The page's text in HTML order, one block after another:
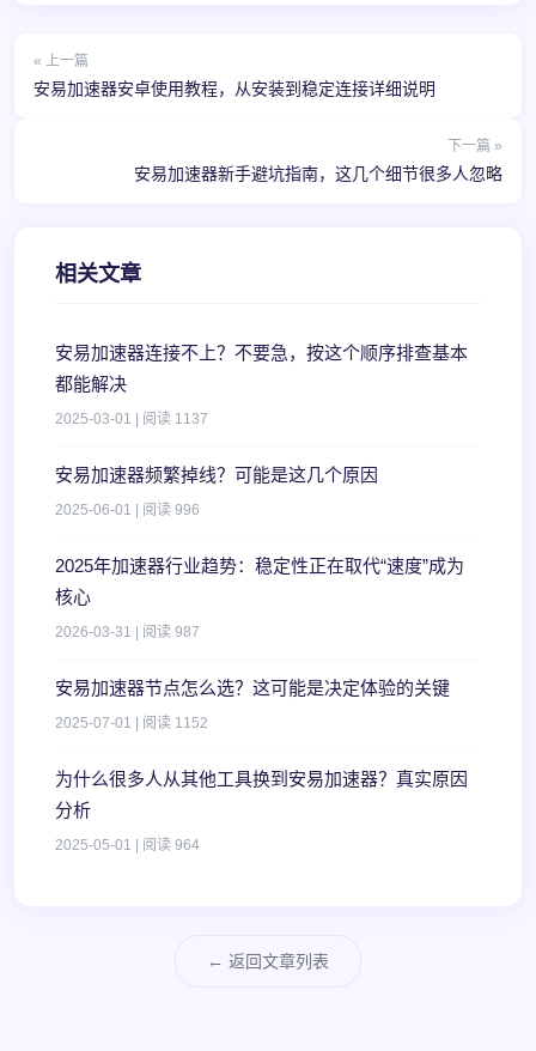
« 上一篇
安易加速器安卓使用教程，从安装到稳定连接详细说明
下一篇 »
安易加速器新手避坑指南，这几个细节很多人忽略
相关文章
安易加速器连接不上？不要急，按这个顺序排查基本
都能解决
2025-03-01 | 阅读 1137
安易加速器频繁掉线？可能是这几个原因
2025-06-01 | 阅读 996
2025年加速器行业趋势：稳定性正在取代“速度”成为
核心
2026-03-31 | 阅读 987
安易加速器节点怎么选？这可能是决定体验的关键
2025-07-01 | 阅读 1152
为什么很多人从其他工具换到安易加速器？真实原因
分析
2025-05-01 | 阅读 964
← 返回文章列表